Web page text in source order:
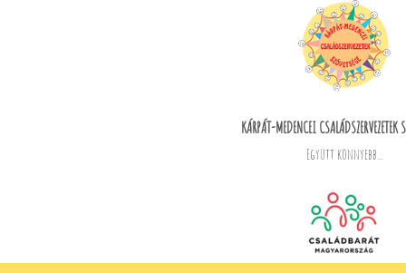
KÁRPÁT-MEDENCEI CSALÁDSZERVEZETEK
Együtt könnyebb...